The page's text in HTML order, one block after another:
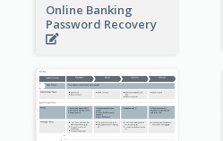
Online Banking
Password Recovery